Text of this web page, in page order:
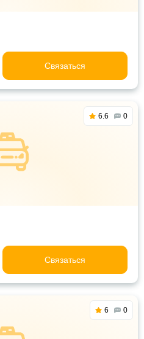
Связаться
6.6 0
Связаться
6 0